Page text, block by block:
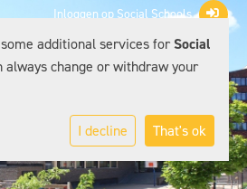
Inloggen op Social Schools
additional services forSocial
always change or withdraw your
I decline That's ok